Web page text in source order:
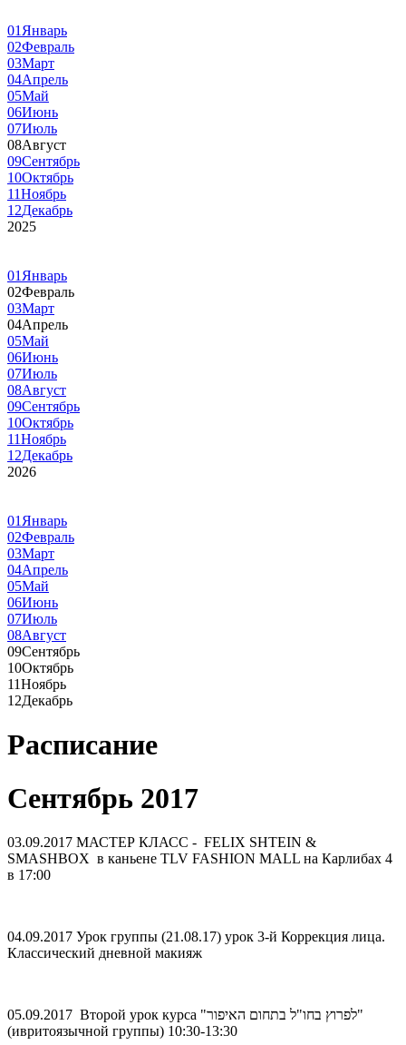
01 Январь
02Февраль
03Март
04Апрель
05Май
06Июнь
07Июль
08Август
09Сентябрь
10Октябрь
11Ноябрь
12Декабрь
2025
01 Январь
02Февраль
03Март
04Апрель
05Май
06Июнь
07Июль
08Август
09Сентябрь
10Октябрь
11Ноябрь
12Декабрь
2026
01 Январь
02Февраль
03Март
04Апрель
05Май
06Июнь
07Июль
08Август
09Сентябрь
10Октябрь
11Ноябрь
12Декабрь
Расписание
Сентябрь 2017
03.09.2017 МАСТЕР КЛАСС - FELIX SHTEIN &
SMASHBOX в каньене TLV FASHION MALL на Карлибах 4
в 17:00
04.09.2017 Урок группы (21.08.17) урок 3-й Коррекция лица.
Классический дневной макияж
05.09.2017 Второй урок курса "לפרוץ בחו"ל בתחום האיפור"
(ивритоязычной группы) 10:30-13:30